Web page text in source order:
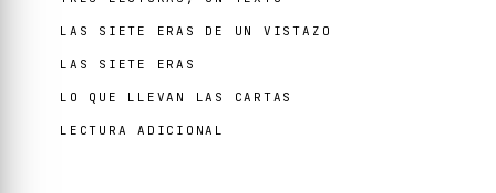
LAS SIETE ERAS DE UN VISTAZO
LAS SIETE ERAS
LO QUE LLEVAN LAS CARTAS
LECTURA ADICIONAL